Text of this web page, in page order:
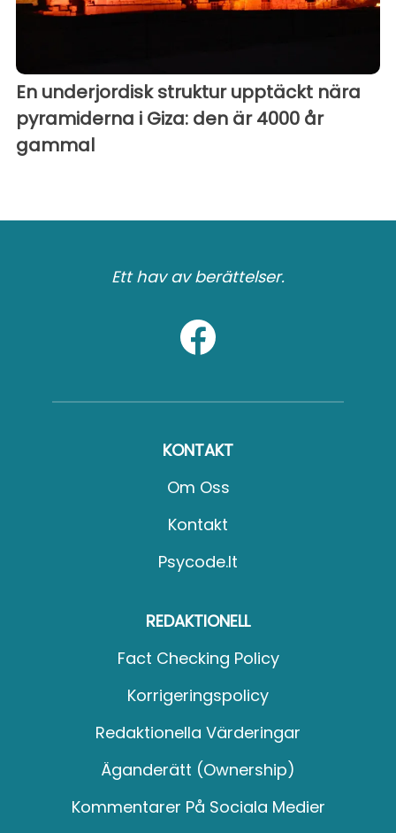
En underjordisk struktur upptäckt nära
pyramiderna i Giza: den är 4000 år
gammal
Ett hav av berättelser.
KONTAKT
Om Oss
Kontakt
Psycode.it
REDAKTIONELL
Fact Checking Policy
Korrigeringspolicy
Redaktionella Värderingar
Äganderätt (Ownership)
Kommentarer På Sociala Medier